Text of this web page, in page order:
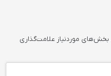
بخش‌های موردنیاز علامت‌گذاری